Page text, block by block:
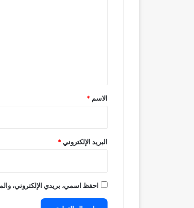
*
الاسم *
البريد الإلكتروني*
احفظ اسمي، بريدي الإلكتروني،